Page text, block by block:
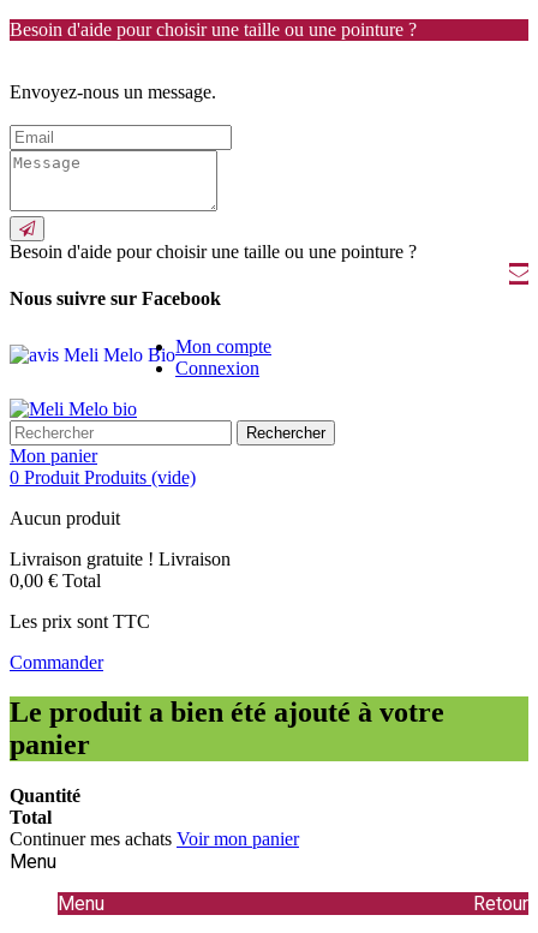
Besoin d'aide pour choisir une taille ou une pointure ?
Envoyez-nous un message.
Besoin d'aide pour choisir une taille ou une pointure ?
Nous suivre sur Facebook
Mon compte
Connexion
Rechercher
Mon panier
0 Produit Produits (vide)
Aucun produit
Livraison gratuite ! Livraison
0,00 € Total
Les prix sont TTC
Commander
Le produit a bien été ajouté à votre
panier
Quantité
Total
Continuer mes achats Voir mon panier
Menu
Menu
Retour